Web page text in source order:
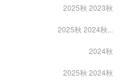
2025秋 2023秋
2025秋 2024秋...
2024秋
2025秋 2024秋